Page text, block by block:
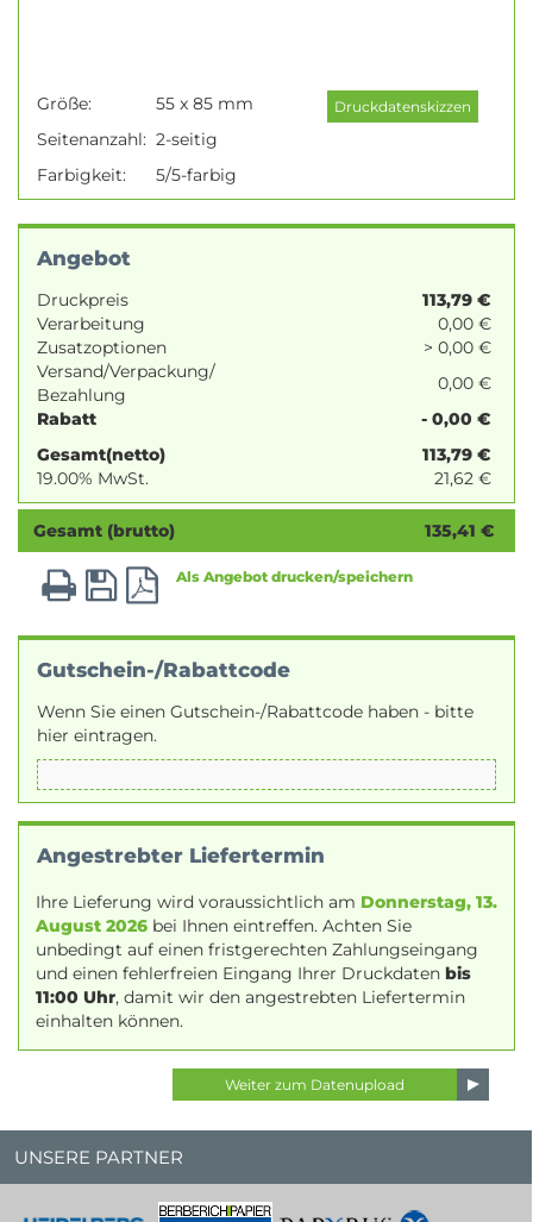
Größe:
55 x 85 mm
Seitenanzahl: 2-seitig
Farbigkeit:
5/5-farbig
Angebot
Druckpreis 113,79 €
Verarbeitung
0,00 €
Zusatzoptionen
> 0,00 €
Versand/Verpackung/
Bezahlung
0,00 €
Rabatt
- 0,00 €
Gesamt(netto)
113,79 €
19.00% MwSt.
21,62 €
Gesamt (brutto) 135,41 €
Als Angebot drucken/speichern
Gutschein-/Rabattcode
Wenn Sie einen Gutschein-/Rabattcode haben - bitte
hier eintragen.
Angestrebter Liefertermin
Ihre Lieferung wird voraussichtlich am Donnerstag, 13.
August 2026 bei Ihnen eintreffen. Achten Sie
unbedingt auf einen fristgerechten Zahlungseingang
und einen fehlerfreien Eingang Ihrer Druckdaten bis
11:00 Uhr, damit wir den angestrebten Liefertermin
einhalten können.
UNSERE PARTNER